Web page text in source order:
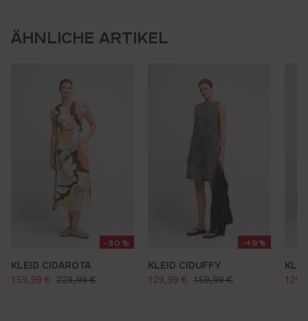
ÄHNLICHE ARTIKEL
-30%
KLEID CIDAROTA
verkaufspreis:
159,99 € regulärer preis:
229,99 €
-19%
KLEID CIDUFFY
verkaufspreis:
129,99 € regulärer preis:
159,99 €